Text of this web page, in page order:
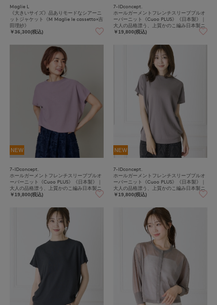
Maglie L
《大きいサイズ》品ありモードなシアーニ
ットジャケット《M Maglie le cassetto×吉
田理紗》
￥36,300(税込)
7-IDconcept.
ホールガーメントフレンチスリーブプルオ
ーバーニット《Cuoo PLUS》《日本製》｜
大人の品格漂う、上質かのこ編み日本製ニ
ット
￥19,800(税込)
NEW
7-IDconcept.
ホールガーメントフレンチスリーブプルオ
ーバーニット《Cuoo PLUS》《日本製》｜
大人の品格漂う、上質かのこ編み日本製ニ
ット
￥19,800(税込)
NEW
7-IDconcept.
ホールガーメントフレンチスリーブプルオ
ーバーニット《Cuoo PLUS》《日本製》｜
大人の品格漂う、上質かのこ編み日本製ニ
ット
￥19,800(税込)